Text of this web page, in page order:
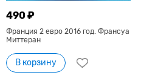
490 ₽
Франция 2 евро 2016 год. Франсуа
Миттеран
В корзину